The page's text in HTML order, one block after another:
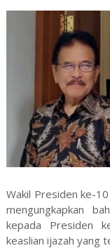
Wakil Presiden ke-
mengungkapkan
kepada Presiden
keaslian ijazah yang